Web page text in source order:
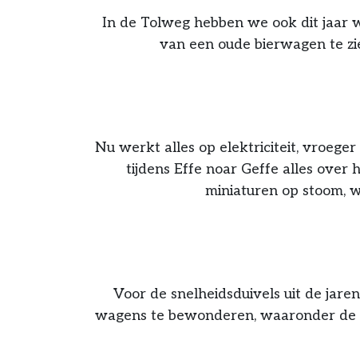
In de Tolweg hebben we ook dit jaar
van een oude bierwagen te
Nu werkt alles op elektriciteit, vroeger
tijdens Effe noar Geffe alles over
miniaturen op stoom,
Voor de snelheidsduivels uit de
wagens te bewonderen, waaronder de